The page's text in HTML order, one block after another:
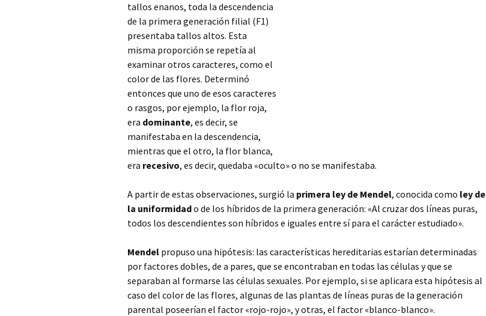
tallos enanos, toda la descendencia
de la primera generación filial (F1)
presentaba tallos altos. Esta
misma proporción se repetía al
examinar otros caracteres, como el
color de las flores. Determinó
entonces que uno de esos caracteres
o rasgos, por ejemplo, la flor roja,
era dominante, es decir, se
manifestaba en la descendencia,
mientras que el otro, la flor blanca,
era recesivo, es decir, quedaba «oculto» o no se manifestaba.
A partir de estas observaciones, surgió la primera ley de Mendel, conocida como ley de
la uniformidado de los híbridos de la primera generación: «Al cruzar dos líneas puras,
todos los descendientes son híbridos e iguales entre sí para el carácter estudiado».
Mendel propuso una hipótesis: las características hereditarias estarían determinadas
por factores dobles, de a pares, que se encontraban en todas las células y que se
separaban al formarse las células sexuales. Por ejemplo, si se aplicara esta hipótesis al
caso del color de las flores, algunas de las plantas de líneas puras de la generación
parental poseerían el factor «rojo-rojo», y otras, el factor «blanco-blanco».